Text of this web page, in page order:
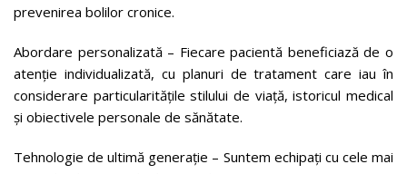
prevenirea bolilor cronice.
Abordare personalizată – Fiecare pacientă beneficiază de o
atenție individualizată, cu planuri de tratament care iau în
considerare particularitățile stilului de viață, istoricul medical
și obiectivele personale de sănătate.
Tehnologie de ultimă generație – Suntem echipați cu cele mai